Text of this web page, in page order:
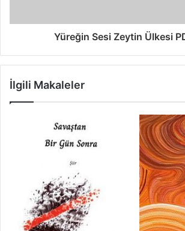
Yüreğin Sesi Zeytin Ülkesi
İlgili Makaleler